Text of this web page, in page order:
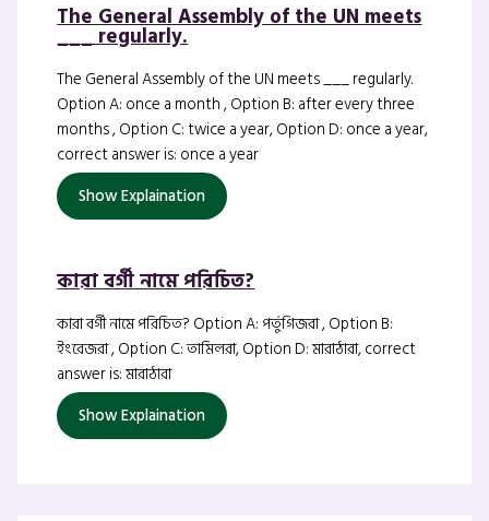
The General Assembly of the UN meets
___ regularly.
The General Assembly of the UN meets ___ regularly.
Option A: once a month , Option B: after every three
months , Option C: twice a year, Option D: once a year,
correct answer is: once a year
Show Explaination
কারা বর্গী নামে পরিচিত?
কারা বর্গী নামে পরিচিত? Option A: পর্তুগিজরা , Option B:
ইংরেজরা , Option C: তামিলরা, Option D: মারাঠারা, correct
answer is: মারাঠারা
Show Explaination